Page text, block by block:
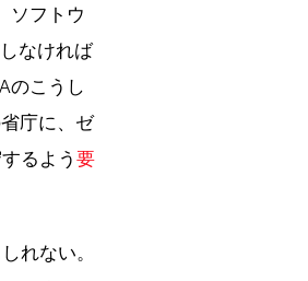
ソフトウ
なければ
のこうし
庁に、ゼ
るよう 要
れない。